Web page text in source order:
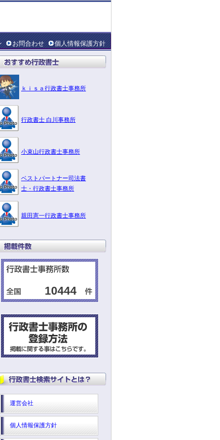
お問合わせ 個人情報保護方針
ｋｉｓａ行政書士事務所
行政書士 白川事務所
小束山行政書士事務所
ベストパートナー司法書
士・行政書士事務所
親田憲一行政書士事務所
10444
運営会社
個人情報保護方針